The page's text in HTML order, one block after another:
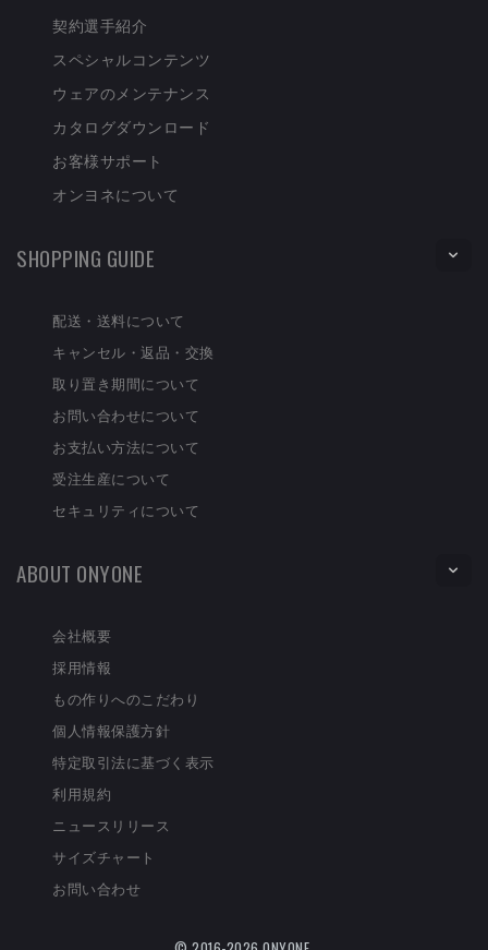
契約選手紹介
スペシャルコンテンツ
ウェアのメンテナンス
カタログダウンロード
お客様サポート
オンヨネについて
SHOPPING GUIDE
配送・送料について
キャンセル・返品・交換
取り置き期間について
お問い合わせについて
お支払い方法について
受注生産について
セキュリティについて
ABOUT ONYONE
会社概要
採用情報
もの作りへのこだわり
個人情報保護方針
特定取引法に基づく表示
利用規約
ニュースリリース
サイズチャート
お問い合わせ